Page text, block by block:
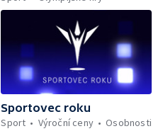
Sportovec roku
Sport
Výroční ceny Osobnosti